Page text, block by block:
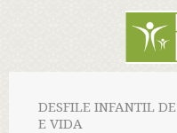
DESFILE INFANTIL
E VIDA